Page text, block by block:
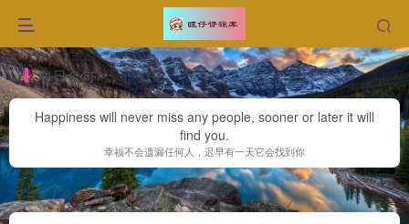
每日金句
Happiness will never miss any people, sooner or later it will
find you.
幸福不会遗漏任何人，迟早有一天它会找到你
首页 网赚文章 正文